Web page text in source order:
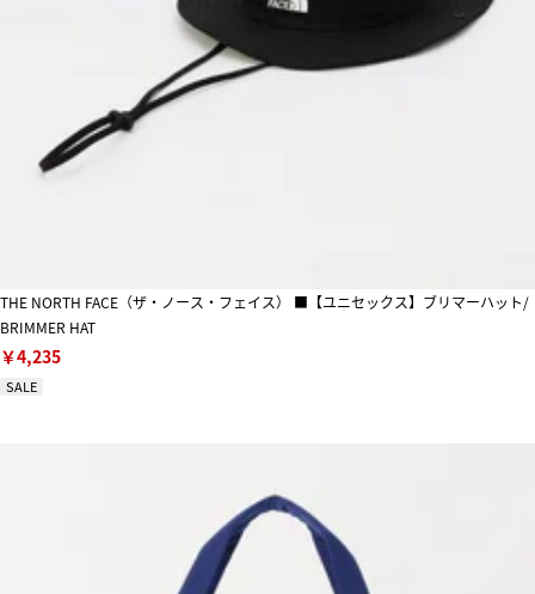
THE NORTH FACE（ザ・ノース・フェイス） ■【ユニセックス】ブリマーハット/
BRIMMER HAT
￥4,235
SALE